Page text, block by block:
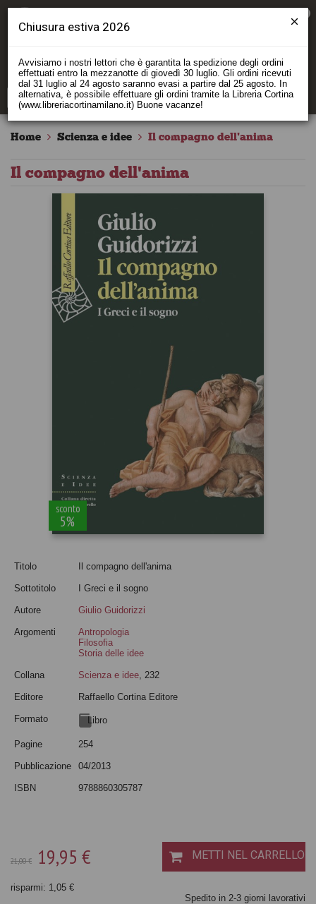
Home Scienza e idee Il compagno dell'anima
Il compagno dell'anima
sconto
5%
Titolo Il compagno dell'anima
Sottotitolo I Greci e il sogno
Autore Giulio Guidorizzi
Argomenti
Antropologia
Filosofia
Storia delle idee
Collana Scienza e idee , 232
Editore Raffaello Cortina Editore
Formato Libro
Pagine 254
Pubblicazione 04/2013
ISBN 9788860305787
21,00 € 19,95 € METTI NEL CARRELLO
risparmi: 1,05 €
Spedito in 2-3 giorni lavorativi
Chiusura estiva 2026
Avvisiamo i nostri lettori che è garantita la spedizione degli ordini
effettuati entro la mezzanotte di giovedì 30 luglio. Gli ordini ricevuti
dal 31 luglio al 24 agosto saranno evasi a partire dal 25 agosto. In
alternativa, è possibile effettuare gli ordini tramite la Libreria Cortina
(www.libreriacortinamilano.it) Buone vacanze!